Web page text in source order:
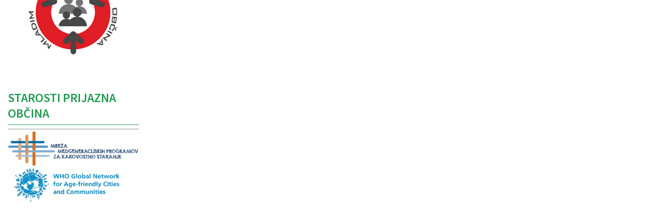
STAROSTI PRIJAZNA
OBČINA